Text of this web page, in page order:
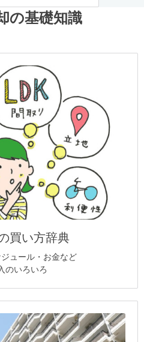
の基礎知識
買い方辞典
ュール・お金など
のいろいろ